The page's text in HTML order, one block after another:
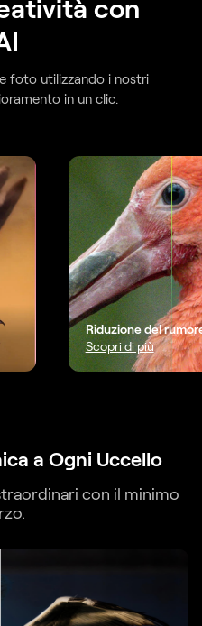
con
foto utilizzando i nostri
in un clic.
Riduzione del
Scopri di più
a Ogni Uccello
con il minimo